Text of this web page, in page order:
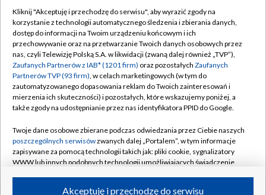
TVP
Abonament TVP
Emisja w TVP
Centrum informacji TVP
Naziemna Telewizja Cyfrowa
Rada Programowa
System NOS
Informacje o nadawcy
Regulamin TVP
Polityka prywatności
Moje zgody
Pomoc
Kontakt
Kanały
Kliknij "Akceptuję i przechodzę do serwisu", aby wyrazić zgody na
korzystanie z technologii automatycznego śledzenia i zbierania danych,
dostęp do informacji na Twoim urządzeniu końcowym i ich
przechowywanie oraz na przetwarzanie Twoich danych osobowych przez
nas, czyli Telewizję Polską S.A. w likwidacji (zwaną dalej również „TVP”),
Zaufanych Partnerów z IAB* (1201 firm) oraz pozostałych Zaufanych
Partnerów TVP (93 firm), w celach marketingowych (w tym do
zautomatyzowanego dopasowania reklam do Twoich zainteresowań i
mierzenia ich skuteczności) i pozostałych, które wskazujemy poniżej, a
także zgody na udostępnianie przez nas identyfikatora PPID do Google.
Twoje dane osobowe zbierane podczas odwiedzania przez Ciebie naszych
poszczególnych serwisówzwanych dalej „Portalem”, w tym informacje
zapisywane za pomocą technologii takich jak: pliki cookie, sygnalizatory
WWW lub innych podobnych technologii umożliwiających świadczenie
Akceptuję i przechodzę do serwisu